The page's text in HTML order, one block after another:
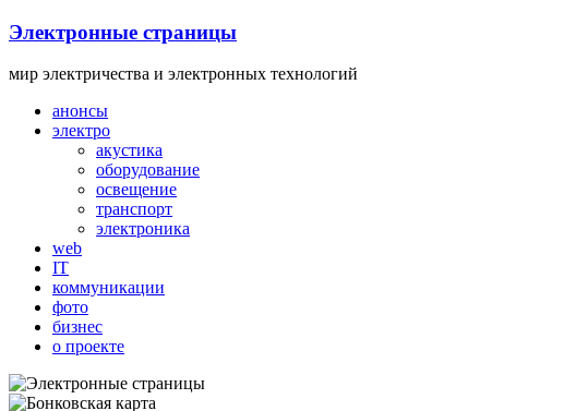
Skip
content
Электронные страницы
мир электричества и электронных технологий
анонсы
электро
акустика
оборудование
освещение
транспорт
электроника
web
IT
коммуникации
фото
бизнес
о проекте